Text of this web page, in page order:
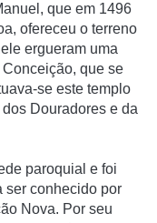
que em 1496
ofereceu o terreno
ergueram uma
que se
se este templo
Douradores e da
paroquial e foi
ser conhecido por
Nova. Por seu